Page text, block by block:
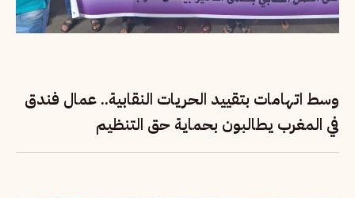
وسط اتهامات بتقييد الحريات النقابية.. عمال فندق
في المغرب يطالبون بحماية حق التنظيم